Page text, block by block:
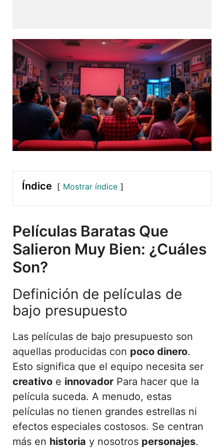
Índice Mostrar índice
Películas Baratas Que
Salieron Muy Bien: ¿Cuáles
Son?
Definición de películas de
bajo presupuesto
Las películas de bajo presupuesto son
aquellas producidas con poco dinero.
Esto significa que el equipo necesita ser
creativo e innovador Para hacer que la
película suceda. A menudo, estas
películas no tienen grandes estrellas ni
efectos especiales costosos. Se centran
más en historia y nosotros personajes.